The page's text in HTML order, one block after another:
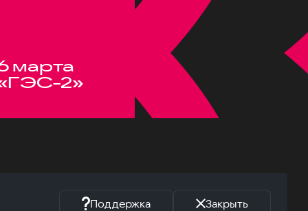
марта
2»
Поддержка Закрыть